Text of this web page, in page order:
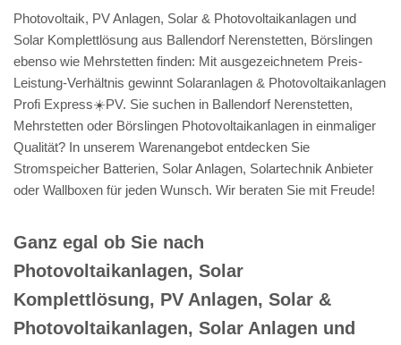
Photovoltaik, PV Anlagen, Solar & Photovoltaikanlagen und
Solar Komplettlösung aus Ballendorf Nerenstetten, Börslingen
ebenso wie Mehrstetten finden: Mit ausgezeichnetem Preis-
Leistung-Verhältnis gewinnt Solaranlagen & Photovoltaikanlagen
Profi Express☀️PV️. Sie suchen in Ballendorf Nerenstetten,
Mehrstetten oder Börslingen Photovoltaikanlagen in einmaliger
Qualität? In unserem Warenangebot entdecken Sie
Stromspeicher Batterien, Solar Anlagen, Solartechnik Anbieter
oder Wallboxen für jeden Wunsch. Wir beraten Sie mit Freude!
Ganz egal ob Sie nach
Photovoltaikanlagen, Solar
Komplettlösung, PV Anlagen, Solar &
Photovoltaikanlagen, Solar Anlagen und